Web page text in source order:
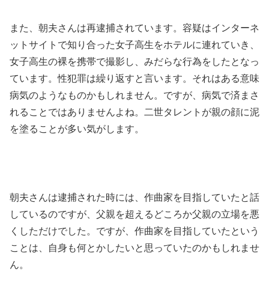
また、朝夫さんは再逮捕されています。容疑はインターネ
ットサイトで知り合った女子高生をホテルに連れていき、
女子高生の裸を携帯で撮影し、みだらな行為をしたとなっ
ています。性犯罪は繰り返すと言います。それはある意味
病気のようなものかもしれません。ですが、病気で済まさ
れることではありませんよね。二世タレントが親の顔に泥
を塗ることが多い気がします。
朝夫さんは逮捕された時には、作曲家を目指していたと話
しているのですが、父親を超えるどころか父親の立場を悪
くしただけでした。ですが、作曲家を目指していたという
ことは、自身も何とかしたいと思っていたのかもしれませ
ん。